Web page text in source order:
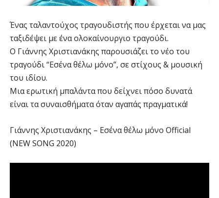
Ένας ταλαντούχος τραγουδιστής που έρχεται να μας
ταξιδέψει με ένα ολοκαίνουργιο τραγούδι.
Ο Γιάννης Χριστιανάκης παρουσιάζει το νέο του
τραγούδι “Εσένα θέλω μόνο”, σε στίχους & μουσική
του ιδίου.
Μια ερωτική μπαλάντα που δείχνει πόσο δυνατά
είναι τα συναισθήματα όταν αγαπάς πραγματικά!
Γιάννης Χριστιανάκης – Εσένα θέλω μόνο Official
(NEW SONG 2020)